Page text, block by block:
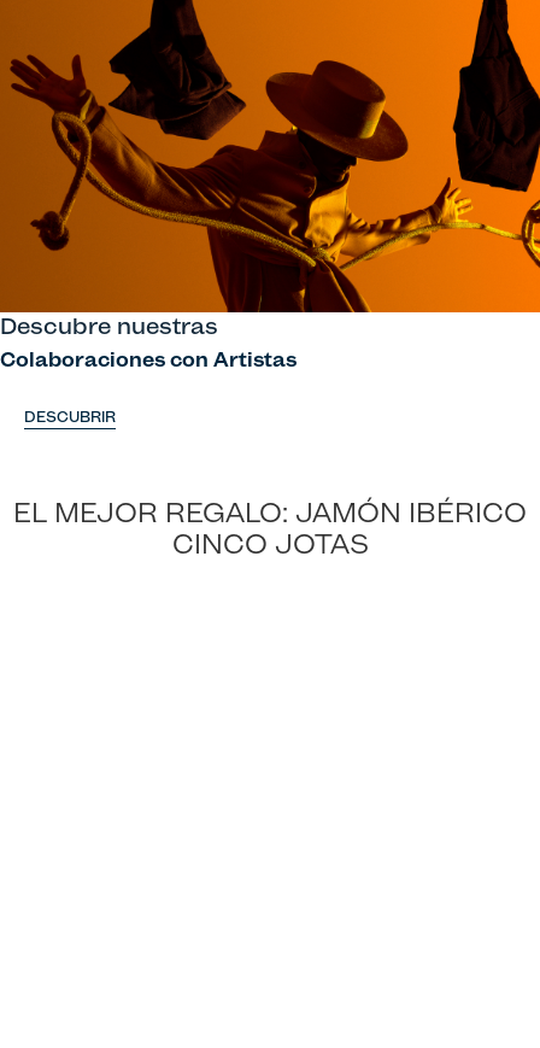
Descubre nuestras
Colaboraciones con Artistas
DESCUBRIR
EL MEJOR REGALO: JAMÓN IBÉRICO
CINCO JOTAS